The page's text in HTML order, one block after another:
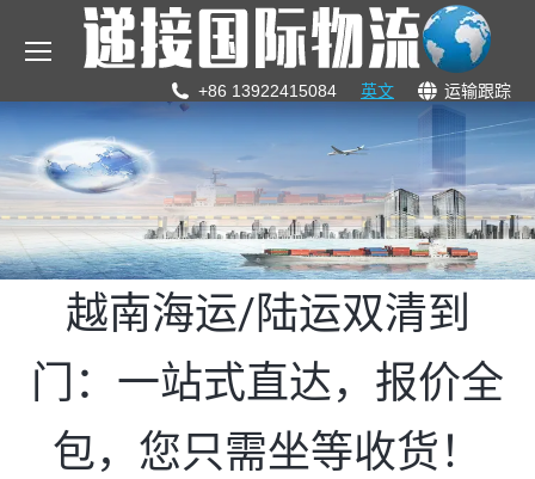
+86 13922415084 英文 运输跟踪
越南海运/陆运双清到
门：一站式直达，报价全
包，您只需坐等收货！